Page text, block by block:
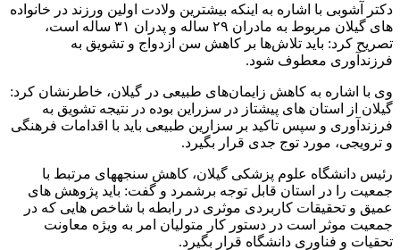
دکتر آشوبی با اشاره به اینکه بیشترین ولادت اولین ورزند در خانواده
های گیلان مربوط به مادران ۲۹ ساله و پدران ۳۱ ساله است،
تصریح کرد: باید تلاش‌ها بر کاهش سن ازدواج و تشویق به
فرزندآوری معطوف شود.
وی با اشاره به کاهش زایمان‌های طبیعی در گیلان، خاطرنشان کرد:
گیلان از استان های پیشتاز در سزراین بوده در نتیجه تشویق به
فرزندآوری و سپس تاکید بر سزارین طبیعی باید با اقدامات فرهنگی
و ترویجی، مورد توج جدی قرار بگیرد.
رئیس دانشگاه علوم پزشکی گیلان، کاهش سنجههای مرتبط با
جمعیت را در استان قابل توجه برشمرد و گفت: باید پژوهش های
عمیق و تحقیقات کاربردی موثری در رابطه با شاخص هایی که در
جمعیت موثر است در دستور کار متولیان امر به ویژه معاونت
تحقیات و فناوری دانشگاه قرار بگیرد.